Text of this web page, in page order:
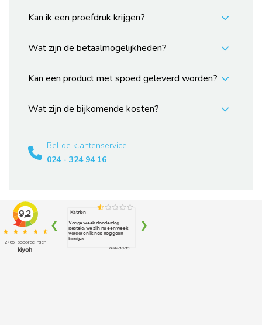
Kan ik een proefdruk krijgen?
Wat zijn de betaalmogelijkheden?
Kan een product met spoed geleverd worden?
Wat zijn de bijkomende kosten?
Bel de klantenservice
024 - 324 94 16